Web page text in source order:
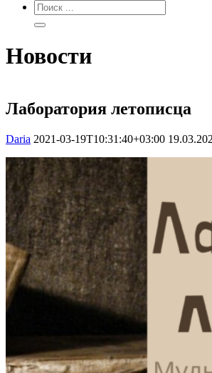
Новости
Лаборатория летописца
Daria 2021-03-19T10:31:40+03:00